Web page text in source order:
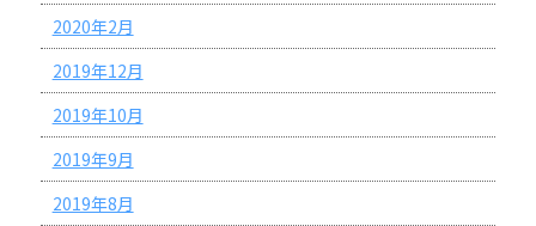
2020年2月
2019年12月
2019年10月
2019年9月
2019年8月